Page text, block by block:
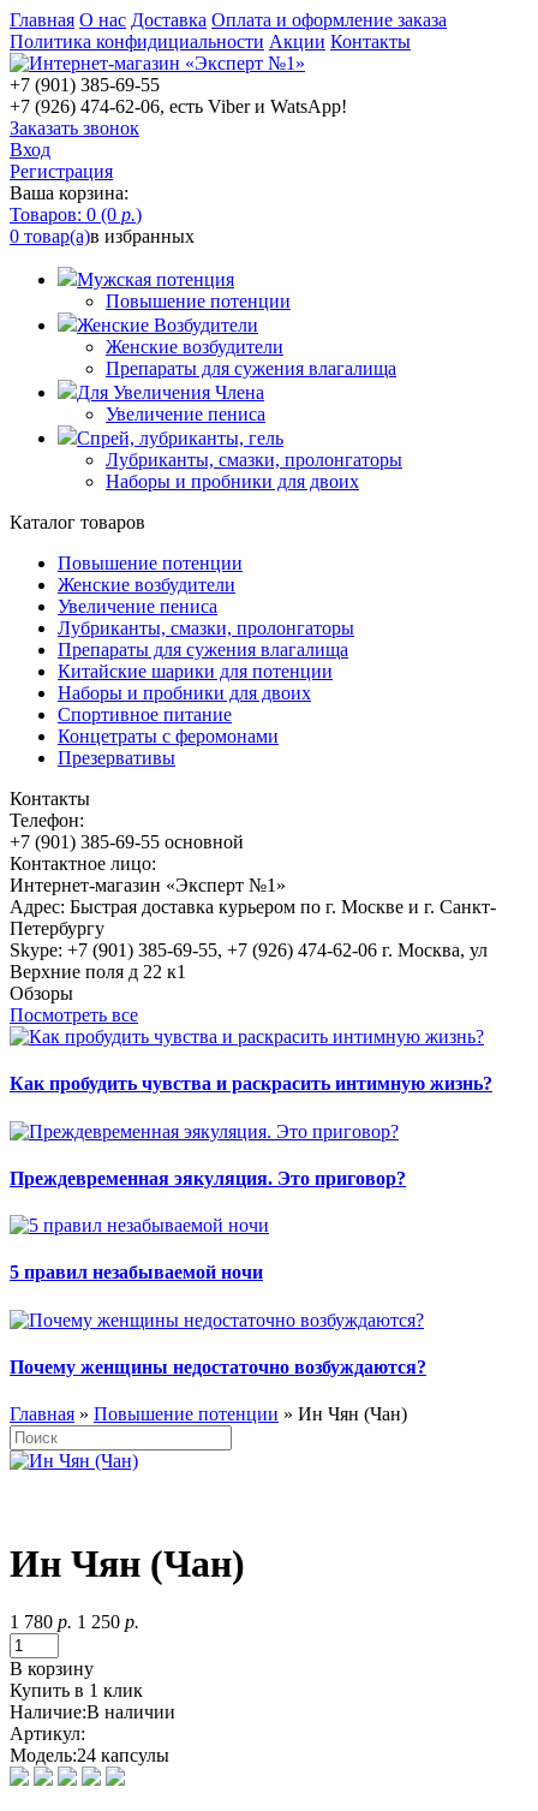
Главная О нас Доставка Оплата и оформление заказа
Политика конфидициальности Акции Контакты
+7 (901) 385-69-55
+7 (926) 474-62-06, есть Viber и WatsApp!
Заказать звонок
Вход
Регистрация
Ваша корзина:
Товаров: 0 (0 р.)
0 товар(а)в избранных
Мужская потенция
Повышение потенции
Женские Возбудители
Женские возбудители
Препараты для сужения влагалища
Для Увеличения Члена
Увеличение пениса
Спрей, лубриканты, гель
Лубриканты, смазки, пролонгаторы
Наборы и пробники для двоих
Каталог товаров
Повышение потенции
Женские возбудители
Увеличение пениса
Лубриканты, смазки, пролонгаторы
Препараты для сужения влагалища
Китайские шарики для потенции
Наборы и пробники для двоих
Спортивное питание
Концетраты с феромонами
Презервативы
Контакты
Телефон:
+7 (901) 385-69-55 основной
Контактное лицо:
Интернет-магазин «Эксперт №1»
Адрес: Быстрая доставка курьером по г. Москве и г. Санкт-
Петербургу
Skype: +7 (901) 385-69-55, +7 (926) 474-62-06 г. Москва, ул
Верхние поля д 22 к1
Обзоры
Посмотреть все
Как пробудить чувства и раскрасить интимную жизнь?
Преждевременная эякуляция. Это приговор?
5 правил незабываемой ночи
Почему женщины недостаточно возбуждаются?
Главная » Повышение потенции » Ин Чян (Чан)
Ин Чян (Чан)
1 780 р. 1 250 р.
В корзину
Купить в 1 клик
Наличие:В наличии
Артикул:
Модель:24 капсулы